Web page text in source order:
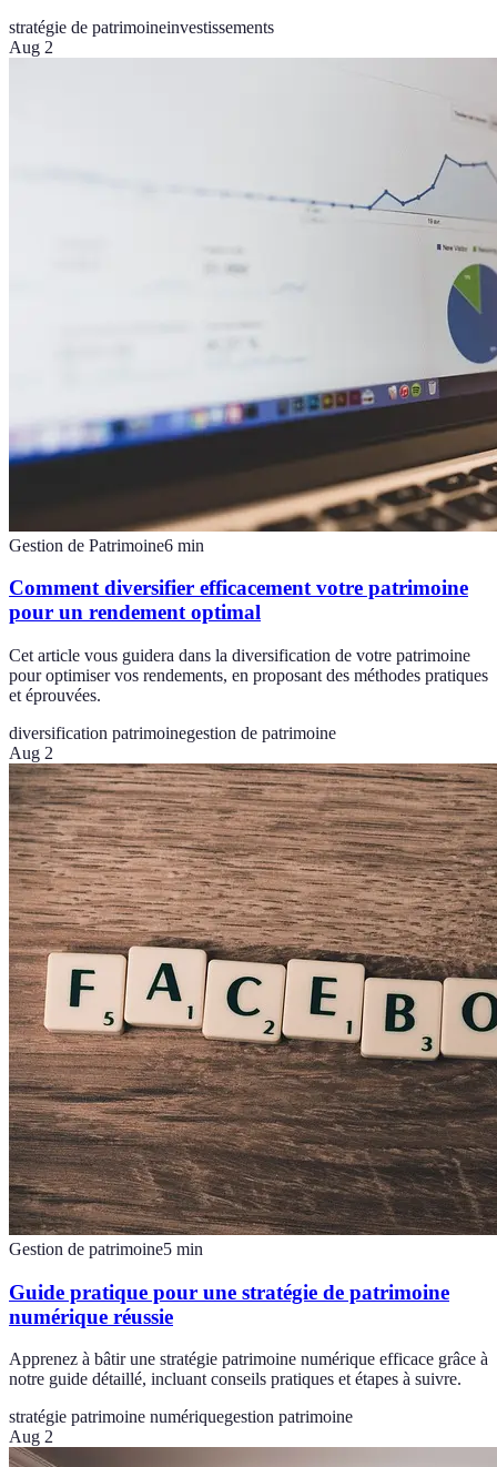
stratégie de patrimoineinvestissements
Aug 2
Gestion de Patrimoine6 min
Comment diversifier efficacement votre patrimoine
pour un rendement optimal
Cet article vous guidera dans la diversification de votre patrimoine
pour optimiser vos rendements, en proposant des méthodes pratiques
et éprouvées.
diversification patrimoinegestion de patrimoine
Aug 2
Gestion de patrimoine5 min
Guide pratique pour une stratégie de patrimoine
numérique réussie
Apprenez à bâtir une stratégie patrimoine numérique efficace grâce à
notre guide détaillé, incluant conseils pratiques et étapes à suivre.
stratégie patrimoine numériquegestion patrimoine
Aug 2